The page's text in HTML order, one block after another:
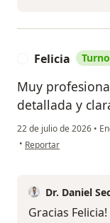
Felicia
Muy
detallada y
22 de julio de 2026 •
• en opinión del usuario
Reportar
Dr. Daniel
Gracias